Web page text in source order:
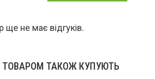
ще не має відгуків.
ТАКОЖ КУПУЮТЬ